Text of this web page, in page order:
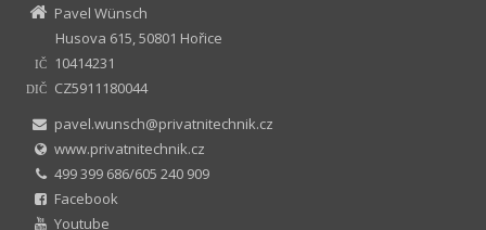
Pavel Wünsch
Husova 615, 50801 Hořice
IČ 10414231
DIČ
CZ5911180044
pavel.wunsch@privatnitechnik.cz
www.privatnitechnik.cz
499 399 686/605 240 909
Facebook
Youtube